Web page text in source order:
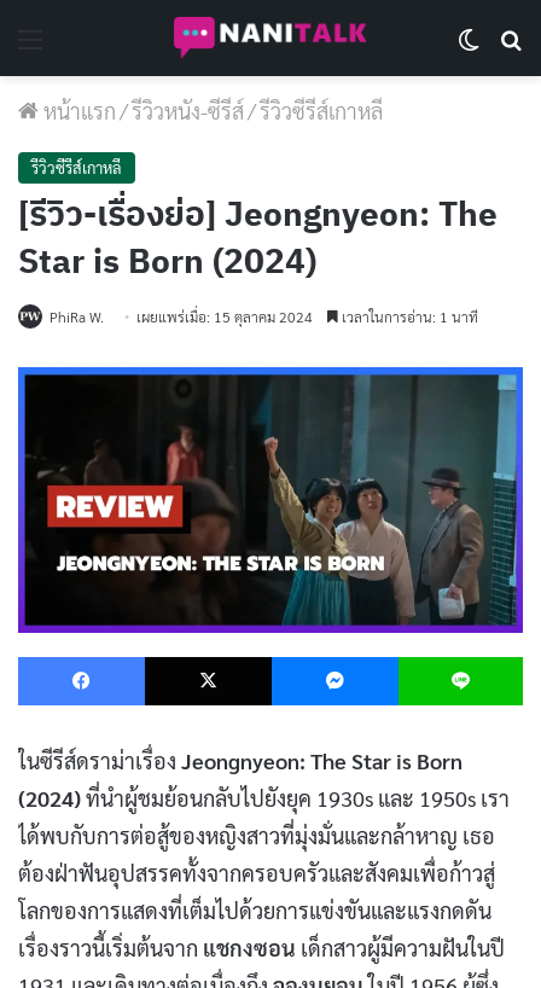
หน้าแรก/รีวิวหนัง-ซีรีส์/รีวิวซีรีส์เกาหลี
รีวิวซีรีส์เกาหลี
[รีวิว-เรื่องย่อ] Jeongnyeon: The
Star is Born (2024)
PhiRa W. เผยแพร่เมื่อ: 15 ตุลาคม 2024 เวลาในการอ่าน: 1 นาที
Facebook X Messenger
ในซีรีส์ดราม่าเรื่อง Jeongnyeon: The Star is Born
(2024)ที่นำผู้ชมย้อนกลับไปยังยุค 1930s และ 1950s เรา
ได้พบกับการต่อสู้ของหญิงสาวที่มุ่งมั่นและกล้าหาญ เธอ
ต้องฝ่าฟันอุปสรรคทั้งจากครอบครัวและสังคมเพื่อก้าวสู่
โลกของการแสดงที่เต็มไปด้วยการแข่งขันและแรงกดดัน
เรื่องราวนี้เริ่มต้นจาก แชกงซอน เด็กสาวผู้มีความฝันในปี